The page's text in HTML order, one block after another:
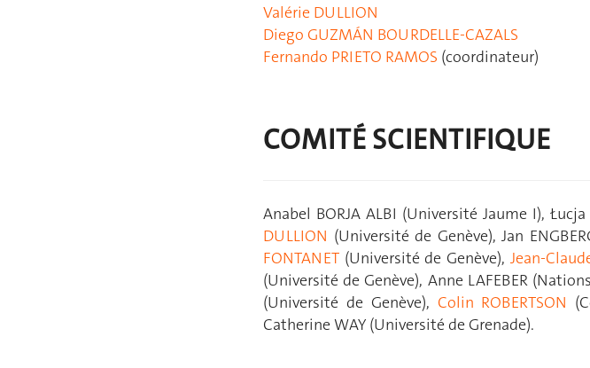
Valérie DULLION
Diego GUZMÁN BOURDELLE-CAZALS
Fernando PRIETO RAMOS (coordinateur)
COMITÉ SCIENTIFIQUE
Anabel BORJA ALBI (Université Jaume I),
DULLION (Université de Genève), Jan
FONTANET (Université de Genève), Jean-
(Université de Genève), Anne LAFEBER
(Université de Genève), Colin ROBERTSON
Catherine WAY (Université de Grenade).